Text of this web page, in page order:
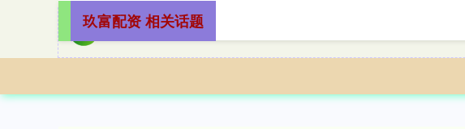
玖富配资 相关话题